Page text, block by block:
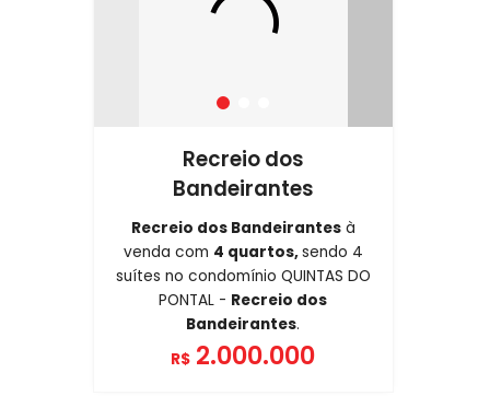
Recreio dos
Bandeirantes
Recreio dos Bandeirantesà
venda com 4 quartos,sendo 4
suítes no condomínio QUINTAS DO
PONTAL - Recreio dos
Bandeirantes.
R$ 2.000.000